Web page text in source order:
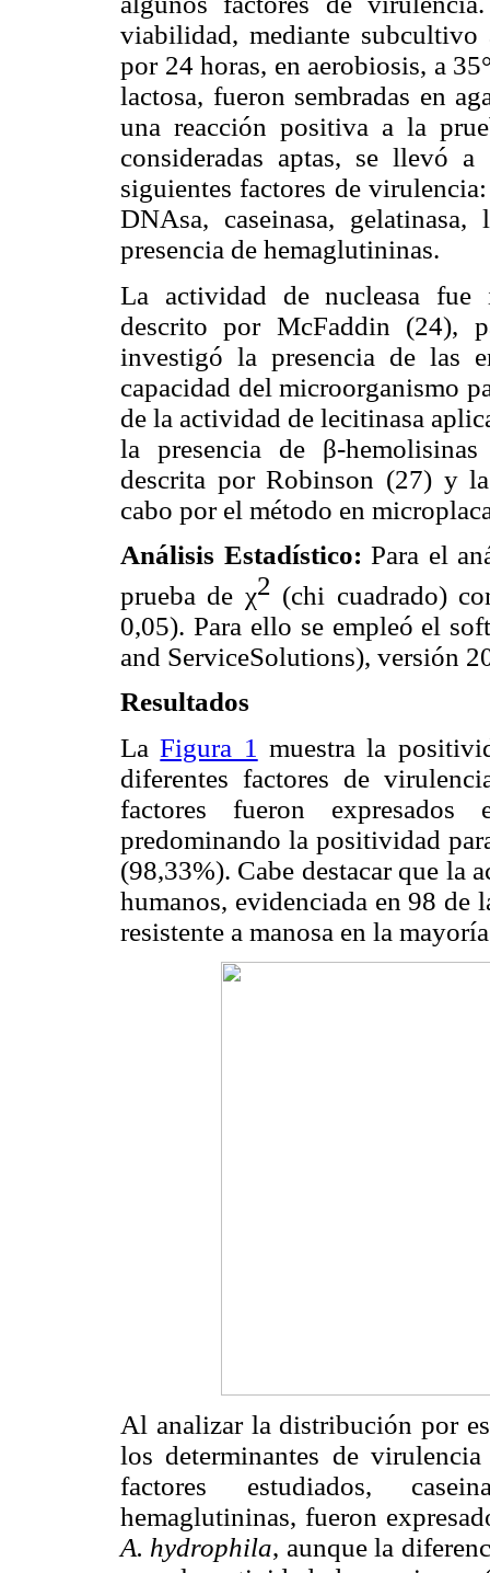
viabilidad, mediante
por 24 horas, en aerobiosis, a
lactosa, fueron sembradas en
una reacción positiva a la
consideradas aptas, se llevó
siguientes factores de
DNAsa, caseinasa,
presencia de hemaglutininas.
La actividad de nucleasa fue
descrito por McFaddin (24),
investigó la presencia de las
capacidad del microorganismo
de la actividad de lecitinasa
la presencia de β-
descrita por Robinson (27) y
cabo por el método en
Análisis Estadístico:Para el
prueba de χ2 (chi cuadrado)
0,05). Para ello se empleó el
and ServiceSolutions), versión
Resultados
LaFigura 1 muestra la
diferentes factores de
factores fueron
predominando la positividad
(98,33%). Cabe destacar que la
humanos, evidenciada en 98 de
resistente a manosa en la
Al analizar la distribución por
los determinantes de
factores estudiados,
hemaglutininas, fueron
A. hydrophila, aunque la